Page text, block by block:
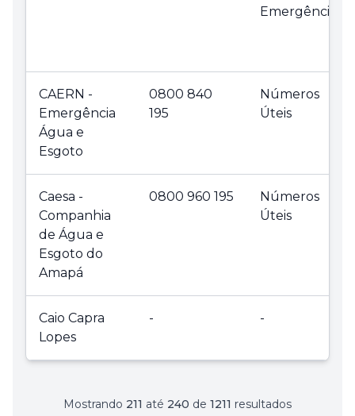
Emergência
CAERN -
Emergência
Água e
Esgoto
0800 840
195
Números
Úteis
Caesa -
Companhia
de Água e
Esgoto do
Amapá
0800 960 195
Números
Úteis
Caio Capra
Lopes
- -
Mostrando 211 até 240 de 1211 resultados